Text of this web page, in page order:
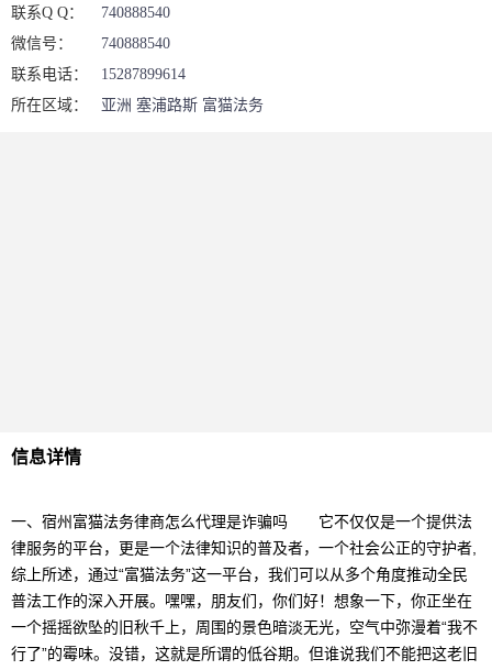
联系Q Q：
740888540
微信号：
740888540
联系电话：
15287899614
所在区域：
亚洲 塞浦路斯 富猫法务
信息详情
一、宿州富猫法务律商怎么代理是诈骗吗 它不仅仅是一个提供法
律服务的平台，更是一个法律知识的普及者，一个社会公正的守护者,
综上所述，通过“富猫法务”这一平台，我们可以从多个角度推动全民
普法工作的深入开展。嘿嘿，朋友们，你们好！想象一下，你正坐在
一个摇摇欲坠的旧秋千上，周围的景色暗淡无光，空气中弥漫着“我不
行了”的霉味。没错，这就是所谓的低谷期。但谁说我们不能把这老旧